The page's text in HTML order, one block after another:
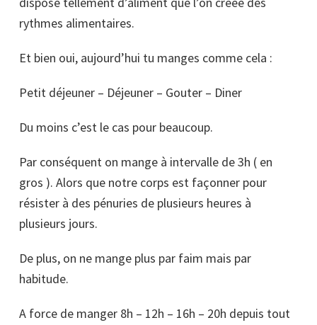
rythmes alimentaires.
Et bien oui, aujourd’hui tu manges comme cela :
Petit déjeuner – Déjeuner – Gouter – Diner
Du moins c’est le cas pour beaucoup.
Par conséquent on mange à intervalle de 3h ( en
gros ). Alors que notre corps est façonner pour
résister à des pénuries de plusieurs heures à
plusieurs jours.
De plus, on ne mange plus par faim mais par
habitude.
A force de manger 8h – 12h – 16h – 20h depuis tout